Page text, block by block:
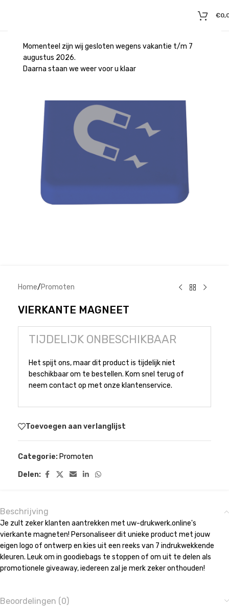
Momenteel zijn wij gesloten wegens vakantie t/m 7
augustus 2026.
Daarna staan we weer voor u klaar
€
Home/Promoten
VIERKANTE MAGNEET
TIJDELIJK ONBESCHIKBAAR
Het spijt ons, maar dit product is tijdelijk niet
beschikbaar om te bestellen. Kom snel terug of
neem contact op met onze klantenservice.
Toevoegen aan verlanglijst
Categorie: Promoten
Delen:
Beschrijving
Je zult zeker klanten aantrekken met uw-drukwerk.online's
vierkante magneten! Personaliseer dit unieke product met jouw
eigen logo of ontwerp en kies uit een reeks van 7 indrukwekkende
kleuren. Leuk om in goodiebags te stoppen of om uit te delen als
promotionele giveaway, iedereen zal je merk zeker onthouden!
Beoordelingen (0)